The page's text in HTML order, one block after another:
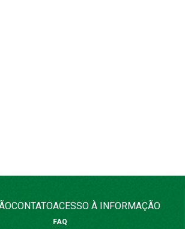
CONTATOACESSO À INFORMAÇÃO
FAQ